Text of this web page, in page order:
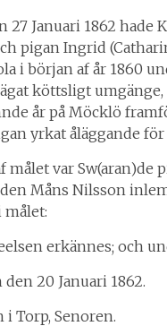
27 Januari 1862 hade
pigan Ingrid
i början af år 1860
köttsligt
år på Möcklö
yrkat åläggande
målet var
Måns Nilsson
erkännes; och
20 Januari 1862.
i Torp, Senoren.